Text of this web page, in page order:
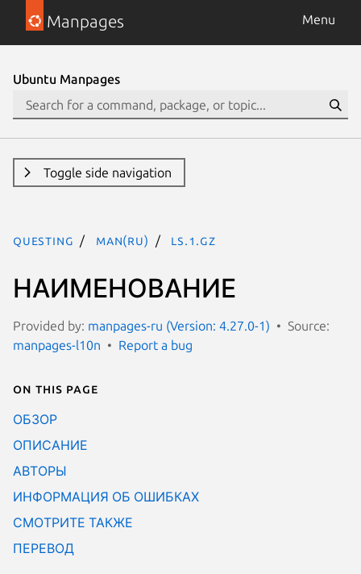
Manpages Menu
Ubuntu Manpages
Toggle side navigation
questing man(ru) ls.1.gz
НАИМЕНОВАНИЕ
Provided by: manpages-ru (Version: 4.27.0-1)
Source:
manpages-l10n
Report a bug
On this page
ОБЗОР
ОПИСАНИЕ
АВТОРЫ
ИНФОРМАЦИЯ ОБ ОШИБКАХ
СМОТРИТЕ ТАКЖЕ
ПЕРЕВОД